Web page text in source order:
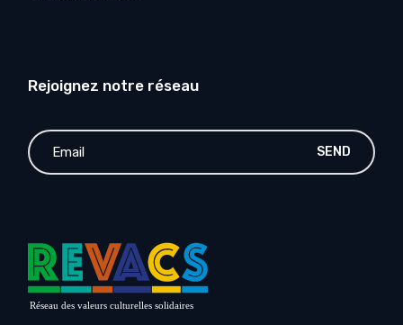
Rejoignez notre réseau
SEND
Réseau des valeurs culturelles solidaires